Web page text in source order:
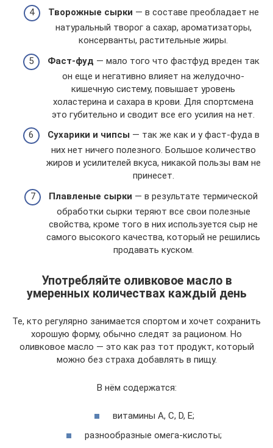
Творожные сырки — в составе преобладает не
натуральный творог а сахар, ароматизаторы,
консерванты, растительные жиры.
Фаст-фуд — мало того что фастфуд вреден так
он еще и негативно влияет на желудочно-
кишечную систему, повышает уровень
холастерина и сахара в крови. Для спортсмена
это губительно и сводит все его усилия на нет.
Сухарики и чипсы — так же как и у фаст-фуда в
них нет ничего полезного. Большое количество
жиров и усилителей вкуса, никакой пользы вам не
принесет.
Плавленые сырки — в результате термической
обработки сырки теряют все свои полезные
свойства, кроме того в них используется сыр не
самого высокого качества, который не решились
продавать куском.
Употребляйте оливковое масло в
умеренных количествах каждый день
Те, кто регулярно занимается спортом и хочет сохранить
хорошую форму, обычно следят за рационом. Но
оливковое масло — это как раз тот продукт, который
можно без страха добавлять в пищу.
В нём содержатся:
витамины A, C, D, E;
разнообразные омега-кислоты;